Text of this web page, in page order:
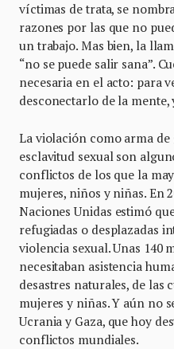
víctimas de trata, se
razones por las que no
un trabajo. Mas bien, la
“no se puede salir sana”.
necesaria en el acto: para
desconectarlo de la mente,
La violación como arma
esclavitud sexual son
conflictos de los que la
mujeres, niños y niñas. En
Naciones Unidas estimó
refugiadas o desplazadas
violencia sexual. Unas 140
necesitaban asistencia
desastres naturales, de las
mujeres y niñas. Y aún no
Ucrania y Gaza, que hoy
conflictos mundiales.